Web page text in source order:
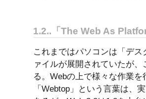
1.2..「The Web As
これまではパソコンは「デ
ァイルが展開されていたが
る。Webの上で様々な作業
「Webtop」という言葉は、